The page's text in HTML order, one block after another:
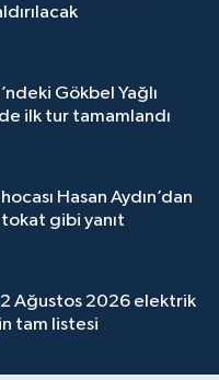
Gökbel Yağlı
ilk tur tamamlandı
Hasan Aydın’dan
gibi yanıt
Ağustos 2026 elektrik
tam listesi